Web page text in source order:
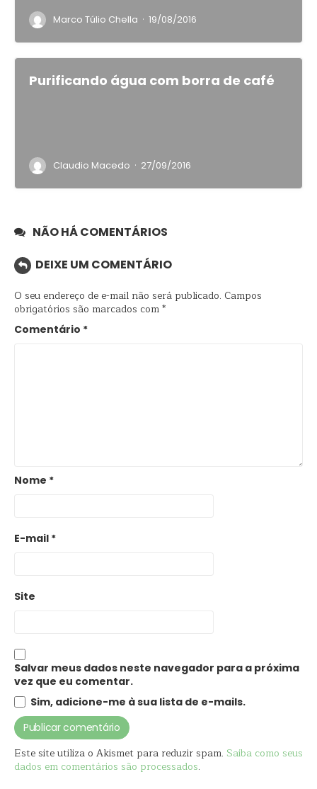
Marco Túlio Chella · 19/08/2016
Purificando água com borra de café
Claudio Macedo · 27/09/2016
NÃO HÁ COMENTÁRIOS
DEIXE UM COMENTÁRIO
O seu endereço de e-mail não será publicado. Campos
obrigatórios são marcados com*
Comentário *
Nome *
E-mail *
Site
Salvar meus dados neste navegador para a próxima
vez que eu comentar.
Sim, adicione-me à sua lista de e-mails.
Este site utiliza o Akismet para reduzir spam. Saiba como seus
dados em comentários são processados.